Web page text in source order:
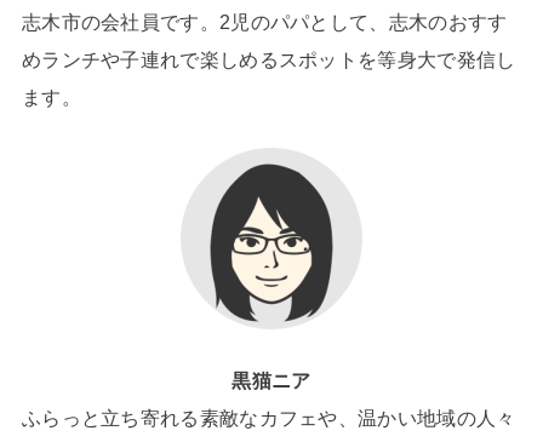
志木市の会社員です。2児のパパとして、志木のおすす
めランチや子連れで楽しめるスポットを等身大で発信し
ます。
黒猫ニア
ふらっと立ち寄れる素敵なカフェや、温かい地域の人々